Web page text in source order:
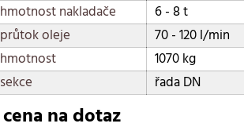
hmotnost nakladače
6 - 8 t
průtok oleje
70 - 120 l/min
hmotnost
1070 kg
sekce
řada DN
cena na dotaz